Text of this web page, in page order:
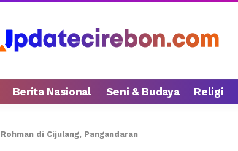
Berita Nasional Seni & Budaya Religi
di Cijulang, Pangandaran